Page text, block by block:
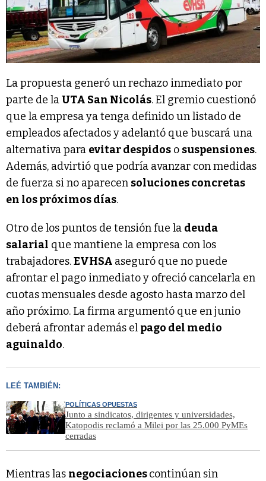
La propuesta generó un rechazo inmediato por
parte de laUTA San Nicolás. El gremio cuestionó
que la empresa ya tenga definido un listado de
empleados afectados y adelantó que buscará una
alternativa para evitar despidos o suspensiones.
Además, advirtió que podría avanzar con medidas
de fuerza si no aparecen soluciones concretas
en los próximos días.
Otro de los puntos de tensión fue la deuda
salarial que mantiene la empresa con los
trabajadores.EVHSA aseguró que no puede
afrontar el pago inmediato y ofreció cancelarla en
cuotas mensuales desde agosto hasta marzo del
año próximo. La firma argumentó que en junio
deberá afrontar además el pago del medio
aguinaldo.
LEÉ TAMBIÉN:
POLÍTICAS OPUESTAS
Junto a sindicatos, dirigentes y universidades,
Katopodis reclamó a Milei por las 25.000 PyMEs
cerradas
Mientras las negociacionescontinúan sin